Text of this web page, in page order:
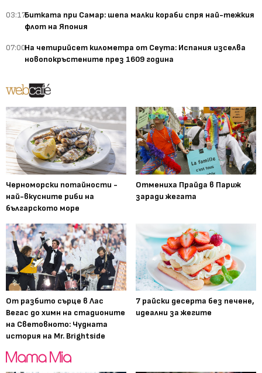
03:17Битката при Самар: шепа малки кораби спря най-тежкия
флот на Япония
07:00На четирийсет километра от Сеута: Испания изселва
новопокръстените през 1609 година
Черноморски потайности -
най-вкусните риби на
българското море
Отмениха Прайда в Париж
заради жегата
От разбито сърце в Лас
Вегас до химн на стадионите
на Световното: Чудната
история на Mr. Brightside
7 райски десерта без печене,
идеални за жегите